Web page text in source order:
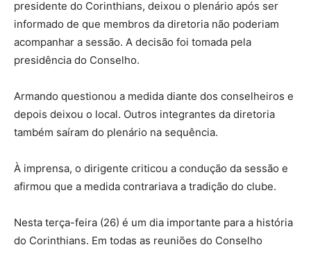
presidente do Corinthians, deixou o plenário após ser
informado de que membros da diretoria não poderiam
acompanhar a sessão. A decisão foi tomada pela
presidência do Conselho.
Armando questionou a medida diante dos conselheiros e
depois deixou o local. Outros integrantes da diretoria
também saíram do plenário na sequência.
À imprensa, o dirigente criticou a condução da sessão e
afirmou que a medida contrariava a tradição do clube.
Nesta terça-feira (26) é um dia importante para a história
do Corinthians. Em todas as reuniões do Conselho